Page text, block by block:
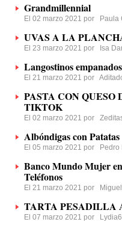
Grandmillennial
El 02 marzo 2021 por Paula
UVAS A LA
El 23 marzo 2021 por Isa
Langostinos
El 21 marzo 2021 por
PASTA CON
TIKTOK
El 02 marzo 2021 por
Albóndigas con Patatas
El 05 marzo 2021 por Pedro
Banco Mundo Mujer
Teléfonos
El 21 marzo 2021 por
TARTA PESADILLA
El 07 marzo 2021 por